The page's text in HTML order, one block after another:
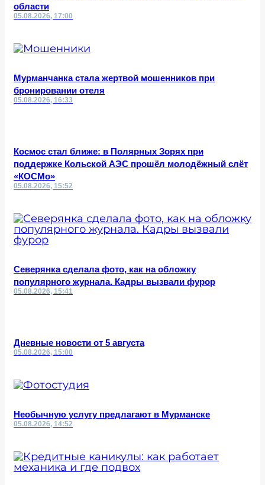
области
05.08.2026, 17:00
Мурманчанка стала жертвой мошенников при
бронировании отеля
05.08.2026, 16:33
Космос стал ближе: в Полярных Зорях при
поддержке Кольской АЭС прошёл молодёжный слёт
«КОСМо»
05.08.2026, 15:52
Северянка сделала фото, как на обложку
популярного журнала. Кадры вызвали фурор
05.08.2026, 15:41
Дневные новости от 5 августа
05.08.2026, 15:00
Необычную услугу предлагают в Мурманске
05.08.2026, 14:52